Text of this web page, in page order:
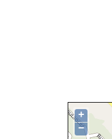
+
−